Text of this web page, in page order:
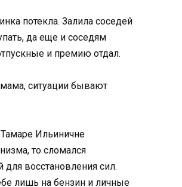
потекла. Залила соседей
да еще и соседям
и премию отдал.
мама, ситуации бывают
Ильиничне
то сломался
для восстановления сил.
лишь на бензин и личные